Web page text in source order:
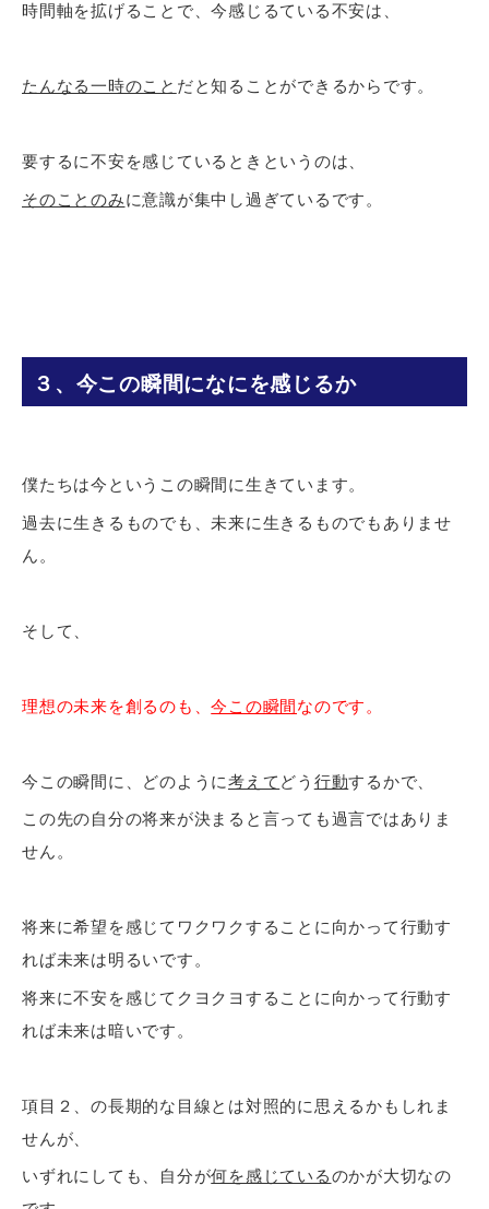
時間軸を拡げることで、今感じるている不安は、
たんなる一時のこと だと知ることができるからです。
要するに不安を感じているときというのは、
そのことのみに意識が集中し過ぎているです。
３、今この瞬間になにを感じるか
僕たちは今というこの瞬間に生きています。
過去に生きるものでも、未来に生きるものでもありませ
ん。
そして、
理想の未来を創るのも、今この瞬間なのです。
今この瞬間に、どのように考えて どう 行動するかで、
この先の自分の将来が決まると言っても過言ではありま
せん。
将来に希望を感じてワクワクすることに向かって行動す
れば未来は明るいです。
将来に不安を感じてクヨクヨすることに向かって行動す
れば未来は暗いです。
項目２、の長期的な目線とは対照的に思えるかもしれま
せんが、
いずれにしても、自分が何を感じているのかが大切なの